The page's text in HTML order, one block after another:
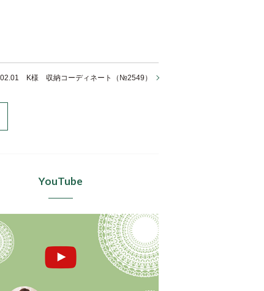
K様 収納コーディネート（№2549）
YouTube